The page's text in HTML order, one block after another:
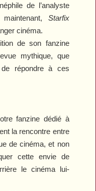
de l’analyste
Starfix
cinéma.
de son fanzine
mythique, que
répondre à ces
fanzine dédié à
la rencontre entre
de cinéma, et non
cette envie de
le cinéma lui-